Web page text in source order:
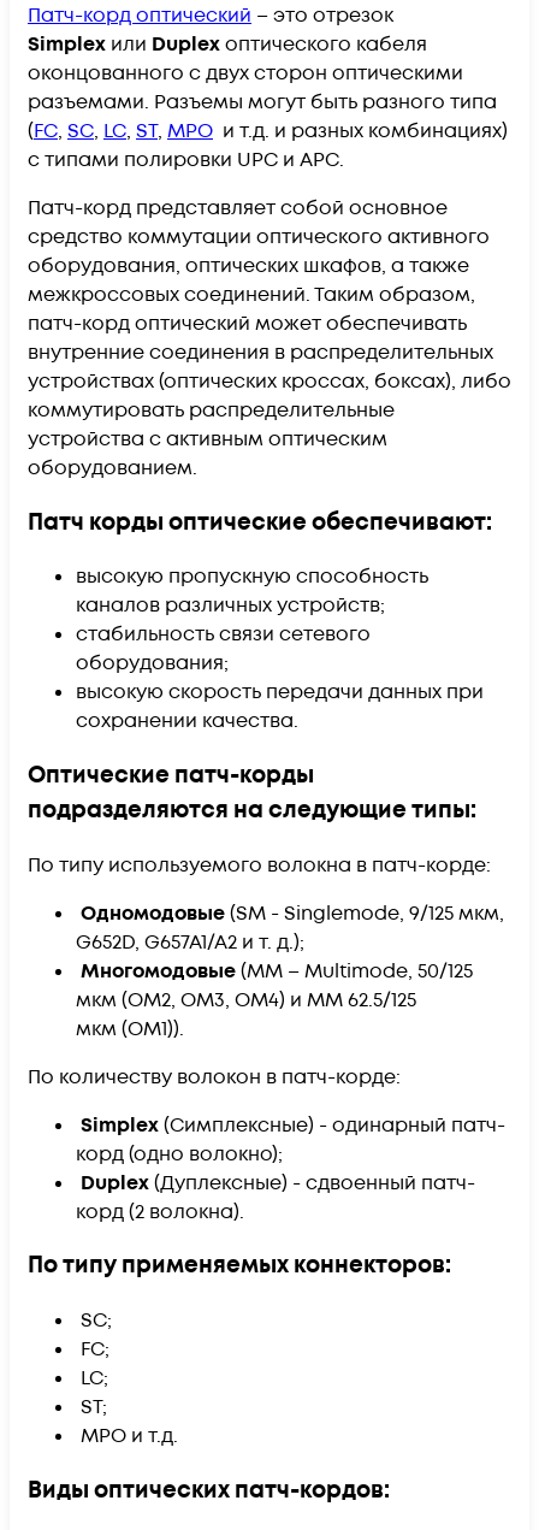
Патч-корд оптический – это отрезок
Simplex или Duplexоптического кабеля
оконцованного с двух сторон оптическими
разъемами. Разъемы могут быть разного типа
(FC, SC, LC, ST, MPO и т.д. и разных комбинациях)
с типами полировки UPC и APC.
Патч-корд представляет собой основное
средство коммутации оптического активного
оборудования, оптических шкафов, а также
межкроссовых соединений. Таким образом,
патч-корд оптический может обеспечивать
внутренние соединения в распределительных
устройствах (оптических кроссах, боксах), либо
коммутировать распределительные
устройства с активным оптическим
оборудованием.
Патч корды оптические обеспечивают:
высокую пропускную способность
каналов различных устройств;
стабильность связи сетевого
оборудования;
высокую скорость передачи данных при
сохранении качества.
Оптические патч-корды
подразделяются на следующие типы:
По типу используемого волокна в патч-корде:
Одномодовые(SM - Singlemode, 9/125 мкм,
G652D, G657A1/A2 и т. д.);
Многомодовые(ММ – Multimode, 50/125
мкм (ОМ2, ОМ3, ОМ4) и ММ 62.5/125
мкм (ОМ1)).
​По количеству волокон в патч-корде:
Simplex(Симплексные) - одинарный патч-
корд (одно волокно);
Duplex(Дуплексные) - сдвоенный патч-
корд (2 волокна).
​По типу применяемых коннекторов:
​ SC;
FC;
LC;
ST;
MPO и т.д.
Виды оптических патч-кордов: